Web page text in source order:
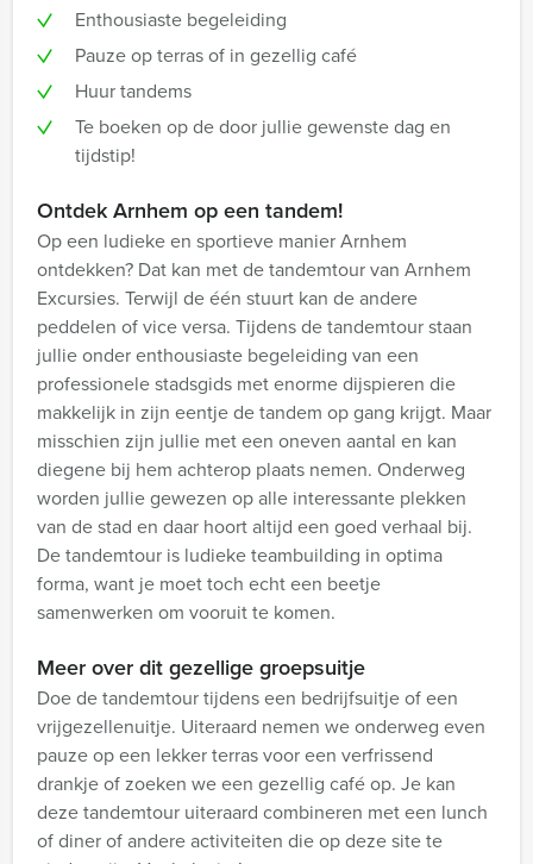
Enthousiaste begeleiding
Pauze op terras of in gezellig café
Huur tandems
Te boeken op de door jullie gewenste dag en
tijdstip!
Ontdek Arnhem op een tandem!
Op een ludieke en sportieve manier Arnhem
ontdekken? Dat kan met de tandemtour van Arnhem
Excursies. Terwijl de één stuurt kan de andere
peddelen of vice versa. Tijdens de tandemtour staan
jullie onder enthousiaste begeleiding van een
professionele stadsgids met enorme dijspieren die
makkelijk in zijn eentje de tandem op gang krijgt. Maar
misschien zijn jullie met een oneven aantal en kan
diegene bij hem achterop plaats nemen. Onderweg
worden jullie gewezen op alle interessante plekken
van de stad en daar hoort altijd een goed verhaal bij.
De tandemtour is ludieke teambuilding in optima
forma, want je moet toch echt een beetje
samenwerken om vooruit te komen.
Meer over dit gezellige groepsuitje
Doe de tandemtour tijdens een bedrijfsuitje of een
vrijgezellenuitje. Uiteraard nemen we onderweg even
pauze op een lekker terras voor een verfrissend
drankje of zoeken we een gezellig café op. Je kan
deze tandemtour uiteraard combineren met een lunch
of diner of andere activiteiten die op deze site te